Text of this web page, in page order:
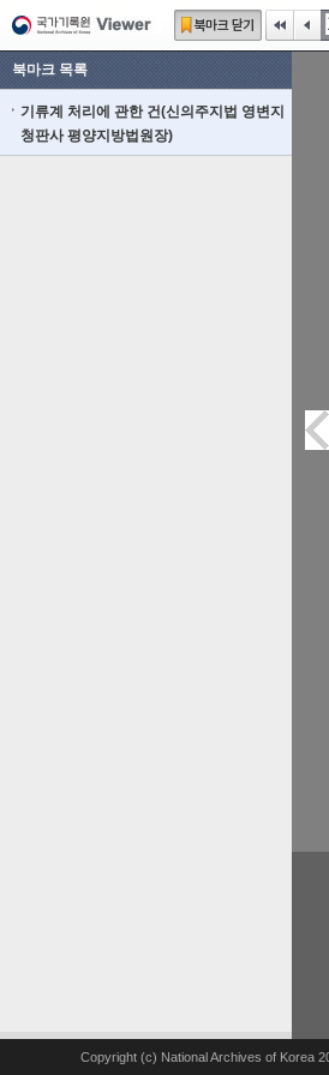
북마크 목록
기류계 처리에 관한 건(신의주지법 영변지
청판사 평양지방법원장)
Copyright (c) National Archives of Korea